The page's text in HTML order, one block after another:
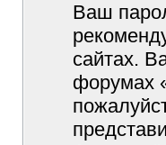
Ваш
сайтах.
форумах